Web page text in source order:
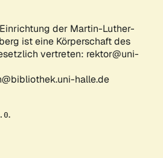
der Martin-Luther-
ist eine Körperschaft des
vertreten: rektor@uni-
halle.de
.